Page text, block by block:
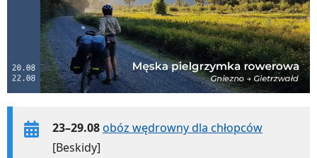
23–29.08obóz wędrowny dla chłopców
[Beskidy]